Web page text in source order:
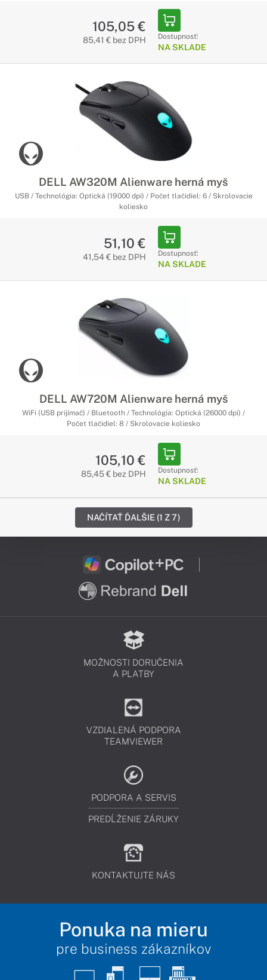
105,05 €
85,41 € bez DPH Dostupnosť:
NA SKLADE
DELL AW320M Alienware herná myš
USB / Technológia: Optická (19000 dpi) / Počet tlačidiel: 6 / Skrolovacie
koliesko
51,10 €
41,54 € bez DPH Dostupnosť:
NA SKLADE
DELL AW720M Alienware herná myš
WiFi (USB prijímač) / Bluetooth / Technológia: Optická (26000 dpi) /
Počet tlačidiel: 8 / Skrolovacie koliesko
105,10 €
85,45 € bez DPH Dostupnosť:
NA SKLADE
NAČÍTAŤ ĎALŠIE (1 Z 7)
MOŽNOSTI DORUČENIA
A PLATBY
VZDIALENÁ PODPORA
TEAMVIEWER
PODPORA A SERVIS
PREDĹŽENIE ZÁRUKY
KONTAKTUJTE NÁS
Ponuka na mieru
pre business zákazníkov